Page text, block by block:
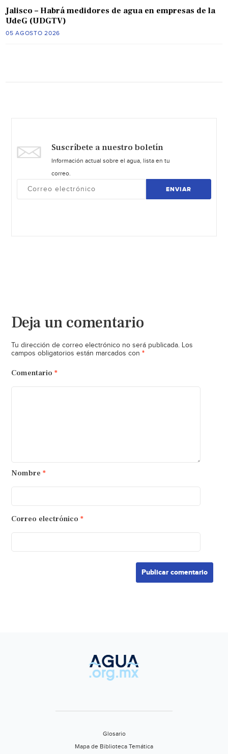
Jalisco – Habrá medidores de agua en empresas de la
UdeG (UDGTV)
05 AGOSTO 2026
Suscríbete a nuestro boletín
Información actual sobre el agua, lista en tu
correo.
ENVIAR
Deja un comentario
Tu dirección de correo electrónico no será publicada. Los
campos obligatorios están marcados con *
Comentario *
Nombre *
Correo electrónico *
Glosario
Mapa de Biblioteca Temática